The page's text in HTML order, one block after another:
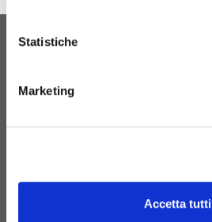
Statistiche
Marketing
Accetta tutti
CONTATTACI
+39 081 506 2506
BIRTH@BIRTH.IT